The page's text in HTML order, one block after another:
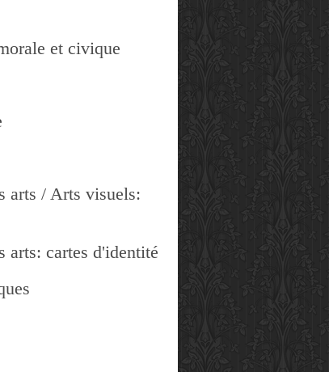
et civique
arts / Arts visuels:
arts: cartes d'identité